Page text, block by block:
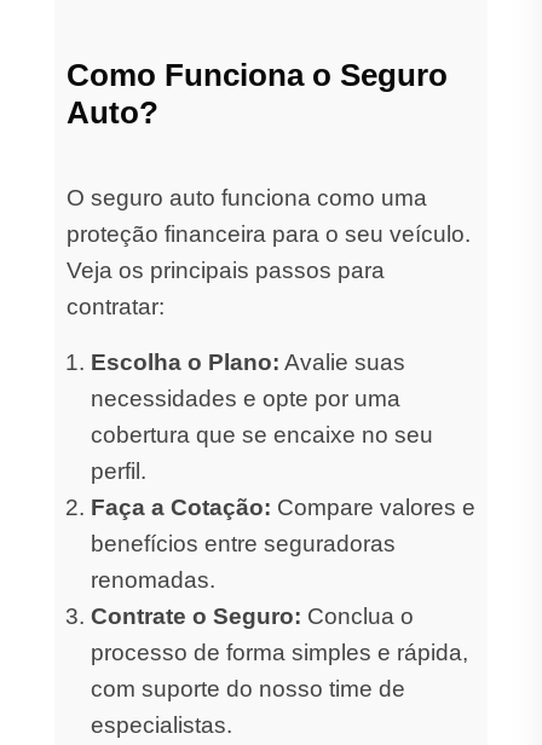
Como Funciona o Seguro
Auto?
O seguro auto funciona como uma
proteção financeira para o seu veículo.
Veja os principais passos para
contratar:
Escolha o Plano: Avalie suas
necessidades e opte por uma
cobertura que se encaixe no seu
perfil.
Faça a Cotação: Compare valores e
benefícios entre seguradoras
renomadas.
Contrate o Seguro: Conclua o
processo de forma simples e rápida,
com suporte do nosso time de
especialistas.